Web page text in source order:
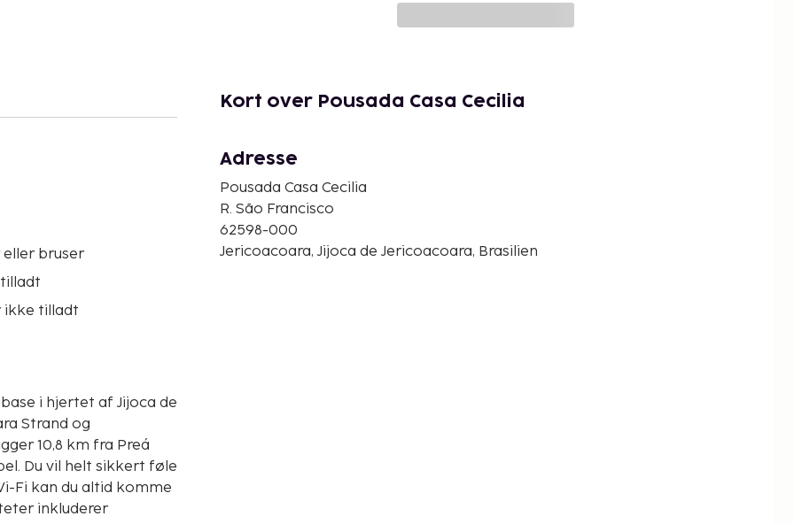
eller bruser
tilladt
i hjertet af Jijoca de
Strand og
Du vil helt sikkert føle
Fi kan du altid komme
inkluderer
Kort over Pousada Casa Cecilia
Adresse
Pousada Casa Cecilia
R. São Francisco
62598-000
Jericoacoara, Jijoca de Jericoacoara, Brasilien